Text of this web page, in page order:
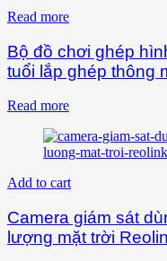
Read more
Bộ đồ chơi ghép
tuổi lắp ghép thông
Read more
Add to cart
Camera giám sát
lượng mặt trời